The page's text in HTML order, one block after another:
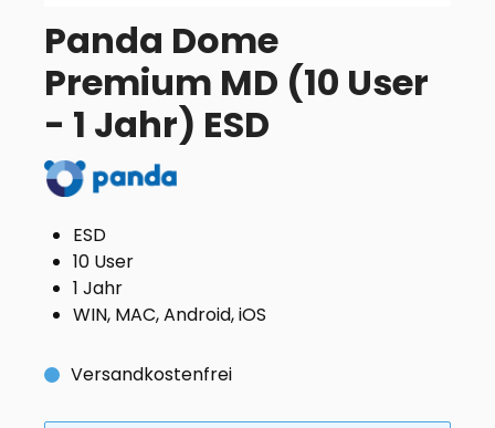
Panda Dome
Premium MD (10 User
- 1 Jahr) ESD
ESD
10 User
1 Jahr
WIN, MAC, Android, iOS
Versandkostenfrei